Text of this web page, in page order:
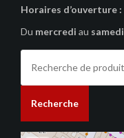
Horaires d’ouverture :
Du mercredi au samedi
pour :
Recherche